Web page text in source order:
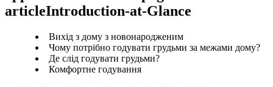
articleIntroduction-at-Glance
Вихід з дому з новонародженим
Чому потрібно годувати грудьми за межами дому?
Де слід годувати грудьми?
Комфортне годування